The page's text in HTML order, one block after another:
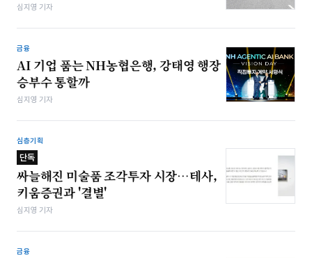
심지영 기자
금융
AI 기업 품는 NH농협은행, 강태영 행장
승부수 통할까
심지영 기자
심층기획
단독
싸늘해진 미술품 조각투자 시장…테사,
키움증권과 '결별'
심지영 기자
금융